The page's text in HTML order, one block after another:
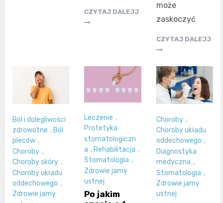
CZYTAJ DALEJJ
może
zaskoczyć
CZYTAJ DALEJJ
Ból i dolegliwości
zdrowotne , Ból
pleców ,
Choroby ,
Choroby skóry ,
Choroby układu
oddechowego ,
Zdrowie jamy
Leczenie ,
Protetyka
stomatologiczn
a , Rehabilitacja ,
Stomatologia ,
Zdrowie jamy
ustnej
Po jakim
Choroby ,
Choroby układu
oddechowego ,
Diagnostyka
medyczna ,
Stomatologia ,
Zdrowie jamy
ustnej